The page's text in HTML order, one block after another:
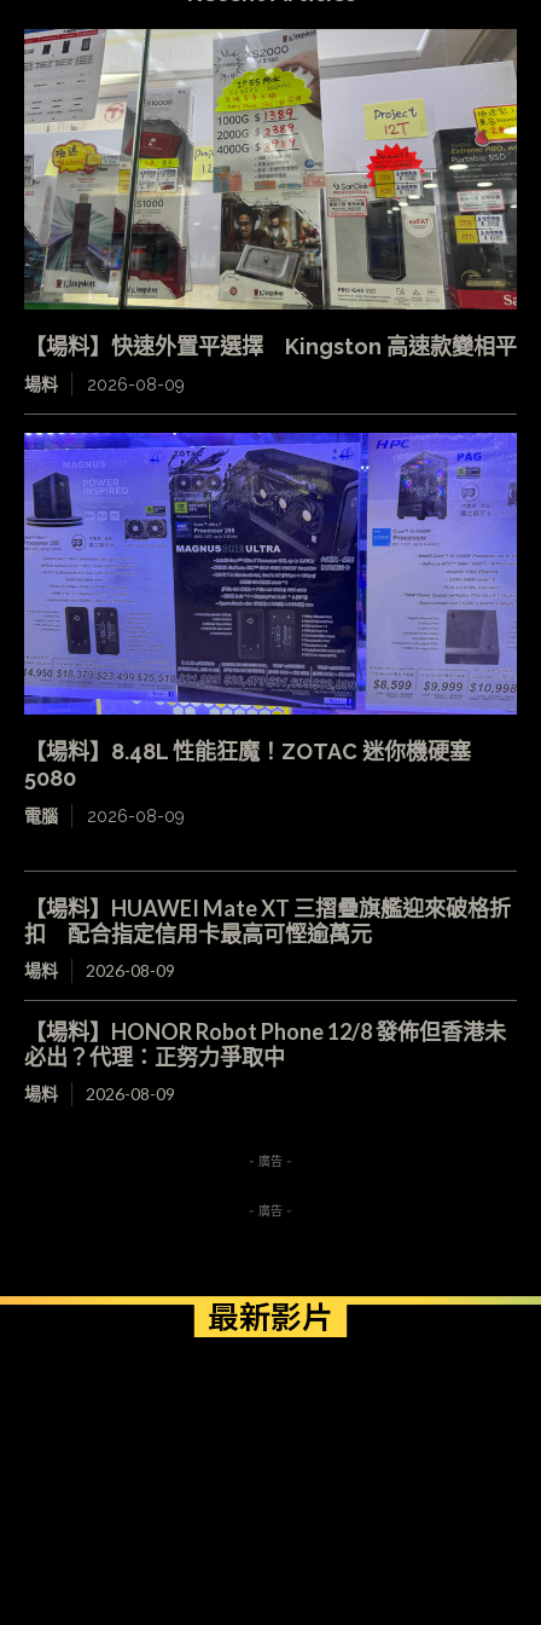
【場料】快速外置平選擇 Kingston 高速款變相平
場料 2026-08-09
【場料】8.48L 性能狂魔！ZOTAC 迷你機硬塞
5080
電腦 2026-08-09
【場料】HUAWEI Mate XT 三摺疊旗艦迎來破格折
扣 配合指定信用卡最高可慳逾萬元
場料 2026-08-09
【場料】HONOR Robot Phone 12/8 發佈但香港未
必出？代理：正努力爭取中
場料 2026-08-09
- 廣告 -
- 廣告 -
最新影片